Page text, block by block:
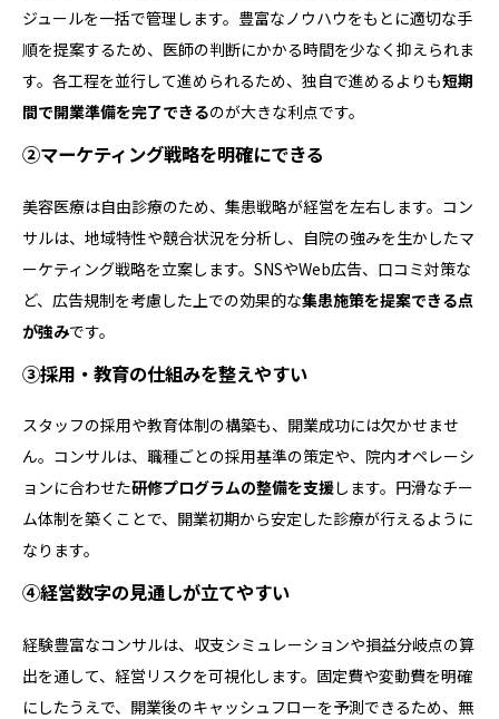
ジュールを一括で管理します。豊富なノウハウをもとに適切な手
順を提案するため、医師の判断にかかる時間を少なく抑えられま
す。各工程を並行して進められるため、独自で進めるよりも短期
間で開業準備を完了できるのが大きな利点です。
②マーケティング戦略を明確にできる
美容医療は自由診療のため、集患戦略が経営を左右します。コン
サルは、地域特性や競合状況を分析し、自院の強みを生かしたマ
ーケティング戦略を立案します。SNSやWeb広告、口コミ対策な
ど、広告規制を考慮した上での効果的な集患施策を提案できる点
が強みです。
③採用・教育の仕組みを整えやすい
スタッフの採用や教育体制の構築も、開業成功には欠かせませ
ん。コンサルは、職種ごとの採用基準の策定や、院内オペレーシ
ョンに合わせた研修プログラムの整備を支援します。円滑なチー
ム体制を築くことで、開業初期から安定した診療が行えるように
なります。
④経営数字の見通しが立てやすい
経験豊富なコンサルは、収支シミュレーションや損益分岐点の算
出を通して、経営リスクを可視化します。固定費や変動費を明確
にしたうえで、開業後のキャッシュフローを予測できるため、無